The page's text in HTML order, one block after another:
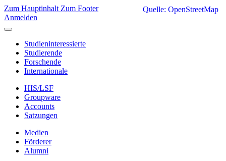
Zum Hauptinhalt Zum Footer
Anmelden
Studieninteressierte
Studierende
Forschende
Internationale
HIS/LSF
Groupware
Accounts
Satzungen
Medien
Förderer
Alumni
Quelle: OpenStreetMap